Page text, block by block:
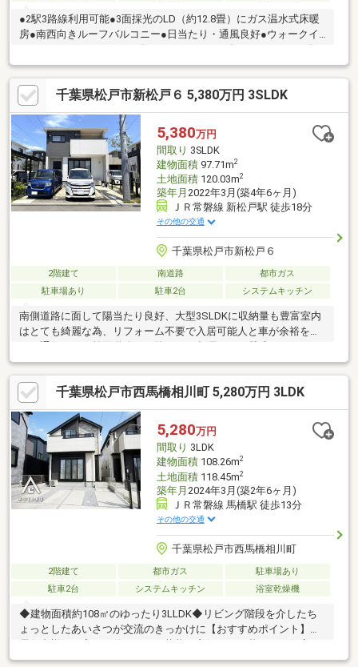
●2駅3路線利用可能●3面採光のLD（約12.8畳）にガス温水式床暖
房●南西向きルーフバルコニー●日当たり・通風良好●ウォークイ
（車種による制限有）●コンビニエンスストアまで徒歩1分●スー
パーマーケットまで徒歩7分●小学校まで徒歩5分●中学校まで徒歩
8分
千葉県松戸市新松戸６ 5,380万円 3SLDK
5,380万円
間取り 3SLDK
建物面積97.71m2
土地面積120.03m2
築年月 2022年3月(築4年6ヶ月)
ＪＲ常磐線 新松戸駅 徒歩18分
その他の交通
千葉県松戸市新松戸６
2階建て 南道路
都市ガス
駐車場あり
駐車2台 システムキッチン
南側道路に面して陽当たり良好、大型3SLDKに収納量も豊富室内
はとても綺麗な為、リフォーム不要で入居可能人と車が余裕をも
通常より高い天井高2.7mやハイサッシ2.2mで解放感あふれる空間
空間を自由に活用しやすいドアレス収納を採用、空間の仕切りが
無くなることでインテリアの楽しみ方も広がります充実の設備(食
洗機、サーモバスS、床暖房、バルコニー水栓、電動シャッタ
ー、スマートキー等)「新松戸」駅より「東京」駅まで31分、「秋
葉原」駅まで23分でアクセス◎小学校まで1分、中学校まで5分、
公園まで1分等、周辺環境が充実
千葉県松戸市西馬橋相川町 5,280万円 3LDK
5,280万円
間取り 3LDK
建物面積108.26m2
土地面積118.45m2
築年月 2024年3月(築2年6ヶ月)
ＪＲ常磐線 馬橋駅 徒歩13分
その他の交通
千葉県松戸市西馬橋相川町
2階建て 都市ガス
駐車場あり
駐車2台
システムキッチン 浴室乾燥機
◆建物面積約108㎡のゆったり3LLDK◆リビング階段を介したち
ょっとしたあいさつが交流のきっかけに【おすすめポイント】・
設備が充実 - 浄水器＆食洗機付きシステムキッチン、浴室乾燥